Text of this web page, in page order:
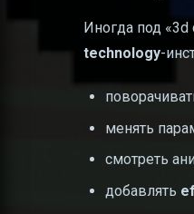
Иногда под
technology-
менять
смотреть
добавлять